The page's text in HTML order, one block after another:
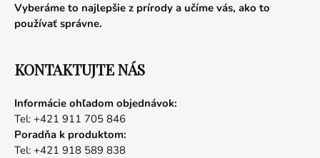
Vyberáme to najlepšie z prírody a učíme vás, ako to
používať správne.
KONTAKTUJTE NÁS
Informácie ohľadom objednávok:
Tel: +421 911 705 846
Poradňa k produktom:
Tel: +421 918 589 838